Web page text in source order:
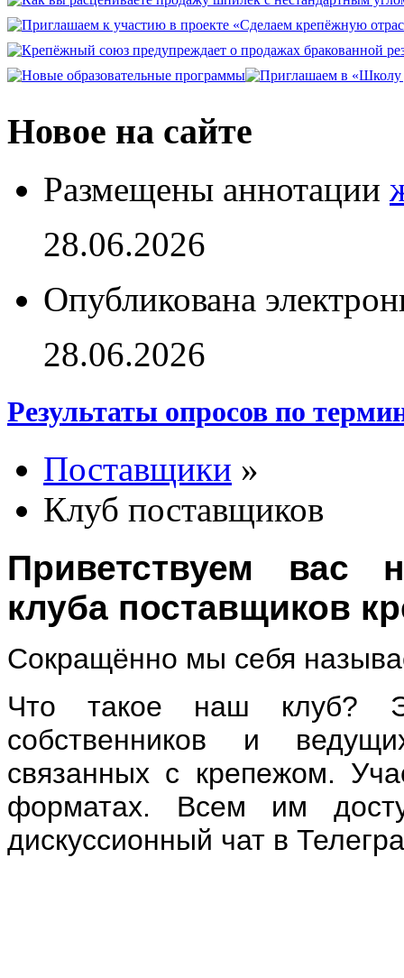
Новое на сайте
Размещены аннотации
28.06.2026
Опубликована
28.06.2026
Результаты опросов по
Поставщики »
Клуб поставщиков
Приветствуем вас
клуба поставщиков
Сокращённо мы себя
Что такое наш клуб?
собственников и
связанных с крепежом.
форматах. Всем им
дискуссионный чат в